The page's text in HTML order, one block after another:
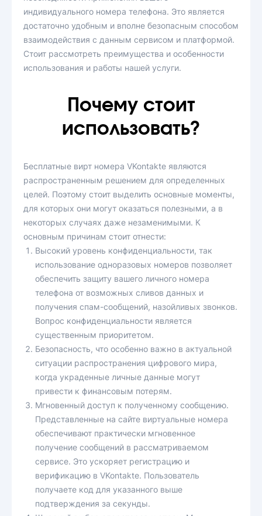
индивидуального номера телефона. Это является
достаточно удобным и вполне безопасным способом
взаимодействия с данным сервисом и платформой.
Стоит рассмотреть преимущества и особенности
использования и работы нашей услуги.
Почему стоит
использовать?
Бесплатные вирт номера VKontakte являются
распространенным решением для определенных
целей. Поэтому стоит выделить основные моменты,
для которых они могут оказаться полезными, а в
некоторых случаях даже незаменимыми. К
основным причинам стоит отнести:
Высокий уровень конфиденциальности, так
использование одноразовых номеров позволяет
обеспечить защиту вашего личного номера
телефона от возможных сливов данных и
получения спам-сообщений, назойливых звонков.
Вопрос конфиденциальности является
существенным приоритетом.
Безопасность, что особенно важно в актуальной
ситуации распространения цифрового мира,
когда украденные личные данные могут
привести к финансовым потерям.
Мгновенный доступ к полученному сообщению.
Представленные на сайте виртуальные номера
обеспечивают практически мгновенное
получение сообщений в рассматриваемом
сервисе. Это ускоряет регистрацию и
верификацию в VKontakte. Пользователь
получаете код для указанного выше
подтверждения за секунды.